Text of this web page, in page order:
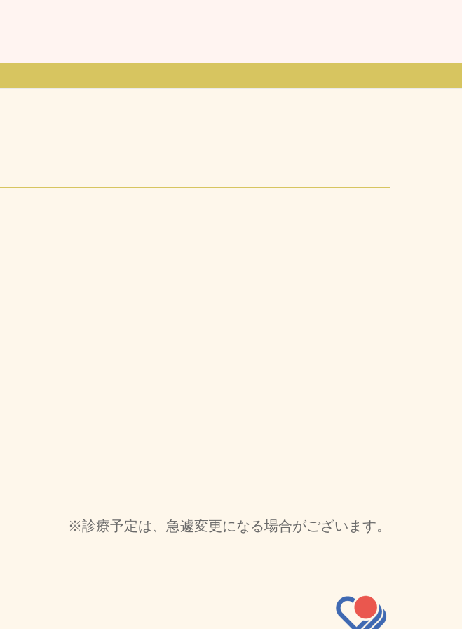
※診療予定は、急遽変更になる場合がございます。